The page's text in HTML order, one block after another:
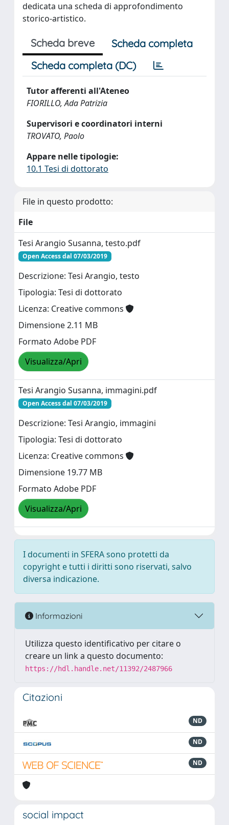
dedicata una scheda di approfondimento
storico-artistico.
Scheda breve
Scheda completa
Scheda completa (DC)
Tutor afferenti all'Ateneo
FIORILLO, Ada Patrizia
Supervisori e coordinatori interni
TROVATO, Paolo
Appare nelle tipologie:
10.1 Tesi di dottorato
File in questo prodotto:
File
Tesi Arangio Susanna, testo.pdf
Open Access dal 07/03/2019
Descrizione: Tesi Arangio, testo
Tipologia: Tesi di dottorato
Licenza: Creative commons
Dimensione 2.11 MB
Formato Adobe PDF
Visualizza/Apri
Tesi Arangio Susanna, immagini.pdf
Open Access dal 07/03/2019
Descrizione: Tesi Arangio, immagini
Tipologia: Tesi di dottorato
Licenza: Creative commons
Dimensione 19.77 MB
Formato Adobe PDF
Visualizza/Apri
I documenti in SFERA sono protetti da
copyright e tutti i diritti sono riservati, salvo
diversa indicazione.
Informazioni
Utilizza questo identificativo per citare o
creare un link a questo documento:
https://hdl.handle.net/11392/2487966
Citazioni
ND
ND
ND
social impact